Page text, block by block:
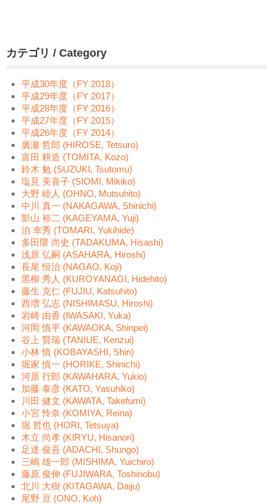
カテゴリ / Category
平成30年度（FY 2018）
平成29年度（FY 2017）
平成28年度（FY 2016）
平成27年度（FY 2015）
平成26年度（FY 2014）
廣瀬 哲郎 (HIROSE, Tetsuro)
富田 耕造 (TOMITA, Kozo)
鈴木 勉 (SUZUKI, Tsutomu)
塩見 美喜子 (SIOMI, Mikiko)
大野 睦人 (OHNO, Mutsuhito)
中川 真一 (NAKAGAWA, Shinichi)
影山 裕二 (KAGEYAMA, Yuji)
泊 幸秀 (TOMARI, Yukihide)
多田隈 尚史 (TADAKUMA, Hisashi)
浅原 弘嗣 (ASAHARA, Hiroshi)
長尾 恒治 (NAGAO, Koji)
黒柳 秀人 (KUROYANAGI, Hidehito)
藤生 克仁 (FUJIU, Katsuhito)
西増 弘志 (NISHIMASU, Hiroshi)
岩崎 由香 (IWASAKI, Yuka)
河岡 慎平 (KAWAOKA, Shinpei)
谷上 賢瑞 (TANIUE, Kenzui)
小林 慎 (KOBAYASHI, Shin)
堀家 慎一 (HORIKE, Shinichi)
河原 行郎 (KAWAHARA, Yukio)
加藤 泰彦 (KATO, Yasuhiko)
川田 健文 (KAWATA, Takefumi)
小宮 怜奈 (KOMIYA, Reina)
堀 哲也 (HORI, Tetsuya)
木立 尚孝 (KIRYU, Hisanori)
足達 俊吾 (ADACHI, Shungo)
三嶋 雄一郎 (MISHIMA, Yuichiro)
藤原 俊伸 (FUJIWARA, Toshinobu)
北川 大樹 (KITAGAWA, Daiju)
尾野 亘 (ONO, Koh)